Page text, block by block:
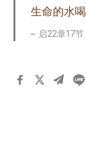
生命的水喝
启22章17节